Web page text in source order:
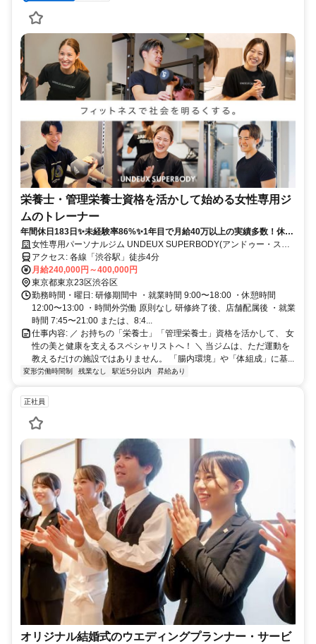
栄養士・管理栄養士資格を活かして始める女性専用ジ
ムのトレーナー
年間休日183日✨未経験率86%✨1年目で月給40万以上の実績多数！休み
も、あなたの成長も、全力サポート！
女性専用パーソナルジム UNDEUX SUPERBODY(アンドゥー・スー
パーボディ)アクセス: 各線「渋谷駅」徒歩4分
月給240,000円～400,000円
東京都東京23区渋谷区
勤務時間・曜日: 研修期間中 ・就業時間 9:00〜18:00 ・休憩時間
12:00〜13:00 ・時間外労働 原則なし 研修終了後、店舗配属後 ・就業
時間 7:45〜21:00 または、8:4...
仕事内容: ／ お持ちの「栄養士」「管理栄養士」資格を活かして、 女
性の美と健康を支えるスペシャリストへ！ ＼ 当ジムは、ただ運動を
教えるだけの施設ではありません。 「腸内環境」や「体組成」に基...
変形労働時間制 残業なし 駅近5分以内 昇給あり
正社員
オリジナル結婚式のウエディングプランナー・サービ